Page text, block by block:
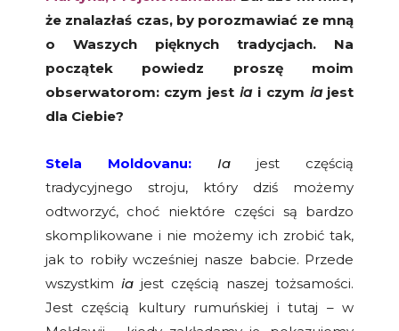
że znalazłaś czas, by porozmawiać ze mną
o Waszych pięknych tradycjach. Na
początek powiedz proszę moim
obserwatorom: czym jestiai czym iajest
dla Ciebie?
Stela Moldovanu: Ia jest częścią
tradycyjnego stroju, który dziś możemy
odtworzyć, choć niektóre części są bardzo
skomplikowane i nie możemy ich zrobić tak,
jak to robiły wcześniej nasze babcie. Przede
wszystkim iajest częścią naszej tożsamości.
Jest częścią kultury rumuńskiej i tutaj – w